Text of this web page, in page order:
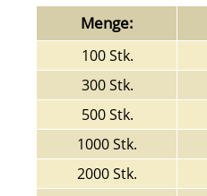
Menge:
100 Stk.
300 Stk.
500 Stk.
1000 Stk.
2000 Stk.